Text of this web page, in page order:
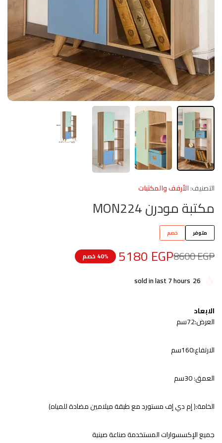
التصنيف:الأرفف والمكتبات
مكتبة مودرن MON224
متوفر خصم
8600EGP
5180 EGP 40% خصم
26
sold in last 7 hours
الابعاد
العرض:72سم
الارتفاع:160سم
العمق: 30سم
الخامة:( إم دي إف مستورد مع طبقة ميلامين مضادة للمياه)
جميع الإكسسوارات المستخدمة صناعة صينية